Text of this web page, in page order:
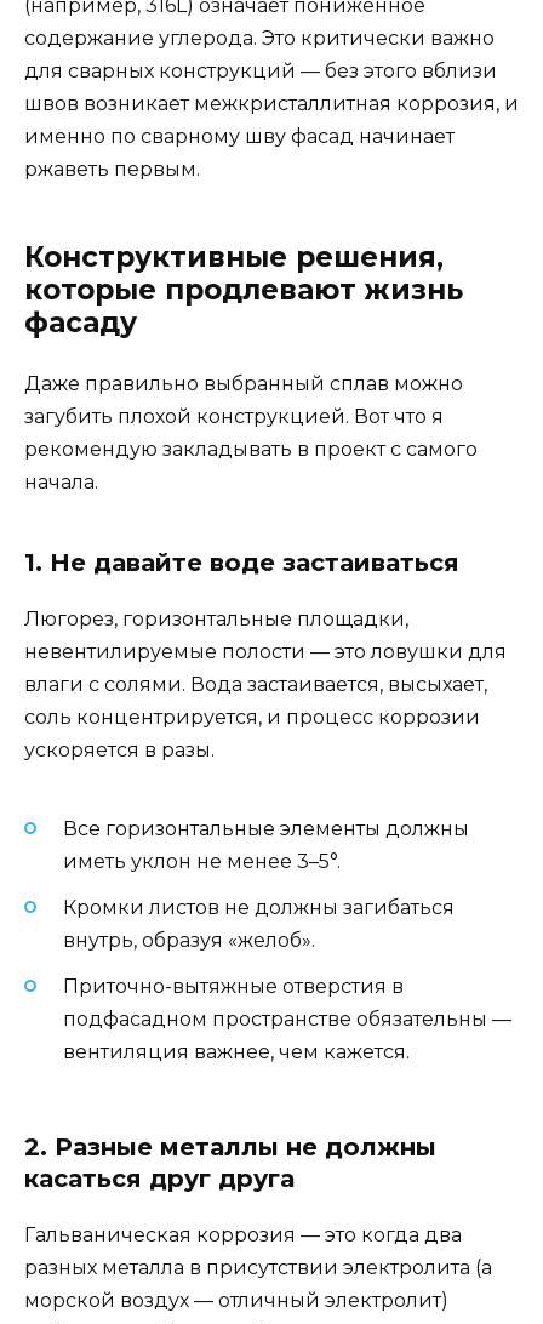
(например, 316L) означает пониженное
содержание углерода. Это критически важно
для сварных конструкций — без этого вблизи
швов возникает межкристаллитная коррозия, и
именно по сварному шву фасад начинает
ржаветь первым.
Конструктивные решения,
которые продлевают жизнь
фасаду
Даже правильно выбранный сплав можно
загубить плохой конструкцией. Вот что я
рекомендую закладывать в проект с самого
начала.
1. Не давайте воде застаиваться
Люгорез, горизонтальные площадки,
невентилируемые полости — это ловушки для
влаги с солями. Вода застаивается, высыхает,
соль концентрируется, и процесс коррозии
ускоряется в разы.
Все горизонтальные элементы должны
иметь уклон не менее 3–5°.
Кромки листов не должны загибаться
внутрь, образуя «желоб».
Приточно-вытяжные отверстия в
подфасадном пространстве обязательны —
вентиляция важнее, чем кажется.
2. Разные металлы не должны
касаться друг друга
Гальваническая коррозия — это когда два
разных металла в присутствии электролита (а
морской воздух — отличный электролит)